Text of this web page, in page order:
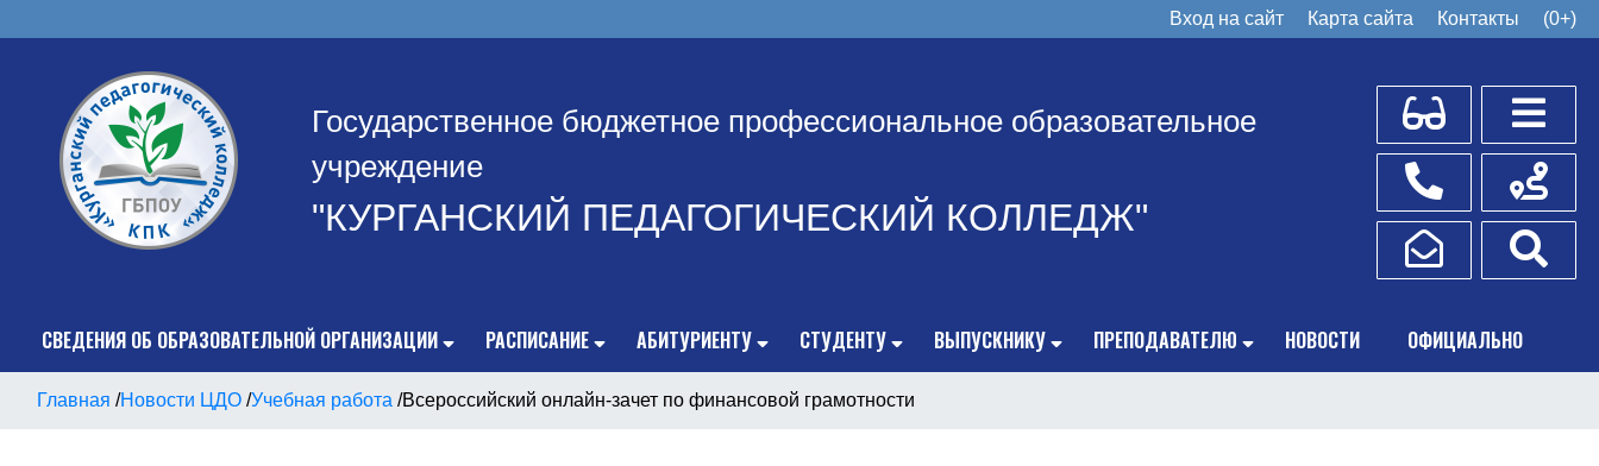
Вход на сайт Карта сайта Контакты (0+)
Государственное бюджетное профессиональное образовательное
учреждение
"КУРГАНСКИЙ ПЕДАГОГИЧЕСКИЙ КОЛЛЕДЖ"
Для слабовидящих
Телефоны
Написать обращение
Схема
СВЕДЕНИЯ ОБ ОБРАЗОВАТЕЛЬНОЙ ОРГАНИЗАЦИИ РАСПИСАНИЕ АБИТУРИЕНТУ СТУДЕНТУ ВЫПУСКНИКУ ПРЕПОДАВАТЕЛЮ НОВОСТИ ОФИЦИАЛЬНО
Главная /Новости ЦДО /Учебная работа /Всероссийский онлайн-зачет по финансовой грамотности